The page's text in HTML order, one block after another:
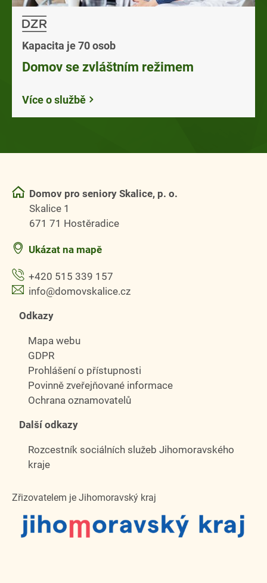
Kapacita je 70 osob
Domov se zvláštním režimem
Více o službě
Domov pro seniory Skalice, p. o.
Skalice 1
671 71 Hostěradice
Ukázat na mapě
+420 515 339 157
info@domovskalice.cz
Odkazy
Mapa webu
GDPR
Prohlášení o přístupnosti
Povinně zveřejňované informace
Ochrana oznamovatelů
Další odkazy
Rozcestník sociálních služeb Jihomoravského
kraje
Zřizovatelem je Jihomoravský kraj